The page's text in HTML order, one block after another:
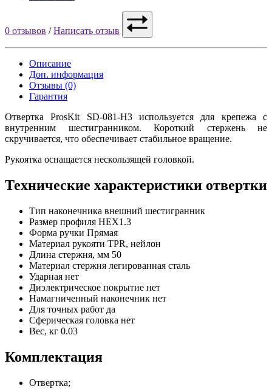
0 отзывов /Написать отзыв
Описание
Доп. информация
Отзывы (0)
Гарантия
Отвертка ProsKit SD-081-H3 используется для крепежа с
внутренним шестигранником. Короткий стержень не
скручивается, что обеспечивает стабильное вращение.
Рукоятка оснащается нескользящей головкой.
Технические характеристики отвертки
Тип наконечника внешний шестигранник
Размер профиля HEX1.3
Форма ручки Прямая
Материал рукояти TPR, нейлон
Длина стержня, мм 50
Материал стержня легированная сталь
Ударная нет
Диэлектрическое покрытие нет
Намагниченный наконечник нет
Для точных работ да
Сферическая головка нет
Вес, кг 0.03
Комплектация
Отвертка;